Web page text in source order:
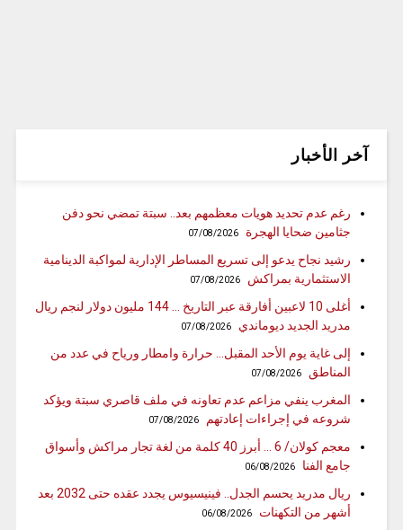
آخر الأخبار
رغم عدم تحديد هويات معظمهم بعد.. سبتة تمضي نحو دفن
جثامين ضحايا الهجرة
07/08/2026
رشيد نجاح يدعو إلى تسريع المساطر الإدارية لمواكبة الدينامية
الاستثمارية بمراكش
07/08/2026
أغلى 10 لاعبين أفارقة عبر التاريخ … 144 مليون دولار لنجم ريال
مدريد الجديد ديوماندي
07/08/2026
إلى غاية يوم الأحد المقبل… حرارة وامطار ورياح في عدد من
المناطق
07/08/2026
المغرب ينفي مزاعم عدم تعاونه في ملف قاصري سبتة ويؤكد
شروعه في إجراءات إعادتهم
07/08/2026
معجم كولان/ 6 … أبرز 40 كلمة من لغة تجار مراكش وأسواق
جامع الفنا
06/08/2026
ريال مدريد يحسم الجدل.. فينيسيوس يجدد عقده حتى 2032 بعد
أشهر من التكهنات
06/08/2026